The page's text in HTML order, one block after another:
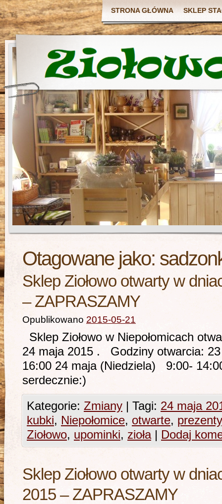
STRONA GŁÓWNA SKLEP
Otagowane jako:
Sklep Ziołowo otwarty w
– ZAPRASZAMY
Opublikowano 2015-05-21
Sklep Ziołowo w Niepołomicach
24 maja 2015 . Godziny otwarcia:
16:00 24 maja (Niedziela) 9:00-
serdecznie:)
Kategorie: Zmiany | Tagi: 24 maja
kubki, Niepołomice, otwarte, prezenty
Ziołowo, upominki, zioła | Dodaj
Sklep Ziołowo otwarty w
2015 – ZAPRASZAMY